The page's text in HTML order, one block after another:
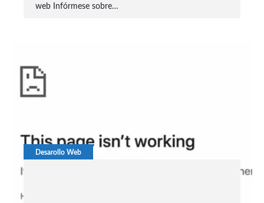
web Infórmese sobre…
Desarollo Web